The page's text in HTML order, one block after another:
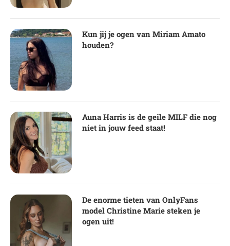
Kun jij je ogen van Miriam Amato
houden?
Auna Harris is de geile MILF die nog
niet in jouw feed staat!
De enorme tieten van OnlyFans
model Christine Marie steken je
ogen uit!